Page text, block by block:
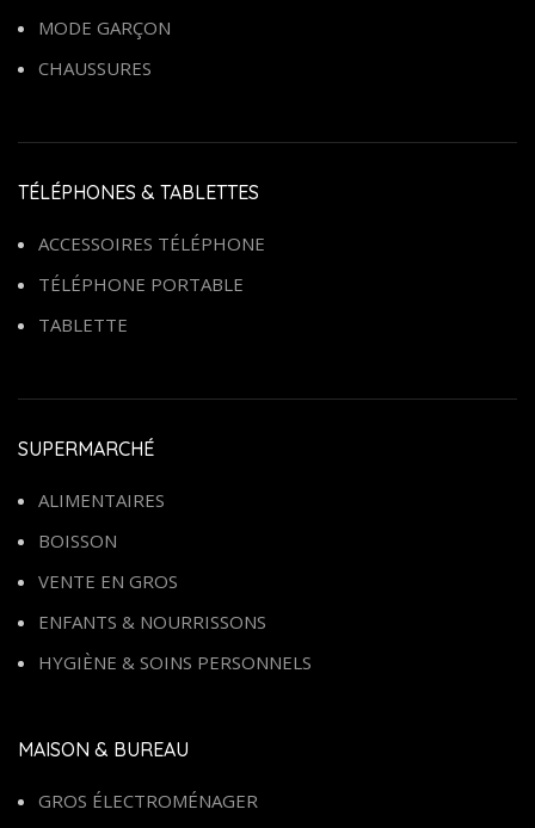
MODE GARÇON
CHAUSSURES
TÉLÉPHONES & TABLETTES
ACCESSOIRES TÉLÉPHONE
TÉLÉPHONE PORTABLE
TABLETTE
SUPERMARCHÉ
ALIMENTAIRES
BOISSON
VENTE EN GROS
ENFANTS & NOURRISSONS
HYGIÈNE & SOINS PERSONNELS
MAISON & BUREAU
GROS ÉLECTROMÉNAGER